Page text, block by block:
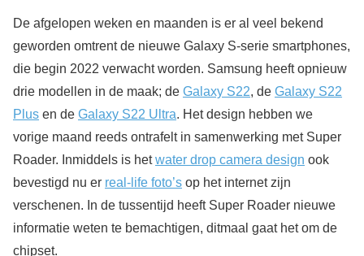
De afgelopen weken en maanden is er al veel bekend
geworden omtrent de nieuwe Galaxy S-serie smartphones,
die begin 2022 verwacht worden. Samsung heeft opnieuw
drie modellen in de maak; de Galaxy S22, de Galaxy S22
Plus en de Galaxy S22 Ultra. Het design hebben we
vorige maand reeds ontrafelt in samenwerking met Super
Roader. Inmiddels is hetwater drop camera design ook
bevestigd nu er real-life foto’s op het internet zijn
verschenen. In de tussentijd heeft Super Roader nieuwe
informatie weten te bemachtigen, ditmaal gaat het om de
chipset.